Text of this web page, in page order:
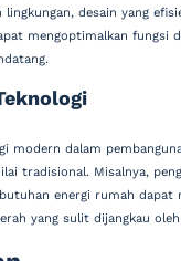
desain yang
mengoptimalkan fungsi
modern dalam
tradisional. Misalnya,
energi rumah dapat
yang sulit dijangkau